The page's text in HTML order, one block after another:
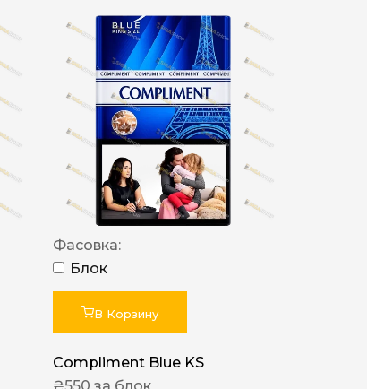
Фасовка:
Блок
В Корзину
Compliment Blue KS